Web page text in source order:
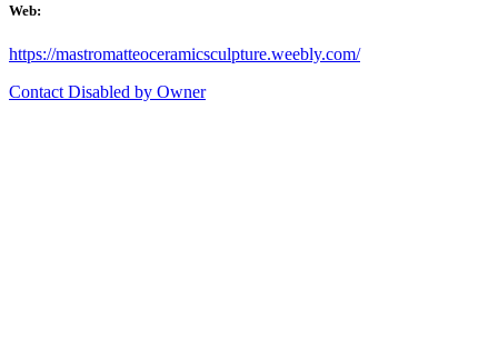
Web:
https://mastromatteoceramicsculpture.weebly.com/
Contact Disabled by Owner